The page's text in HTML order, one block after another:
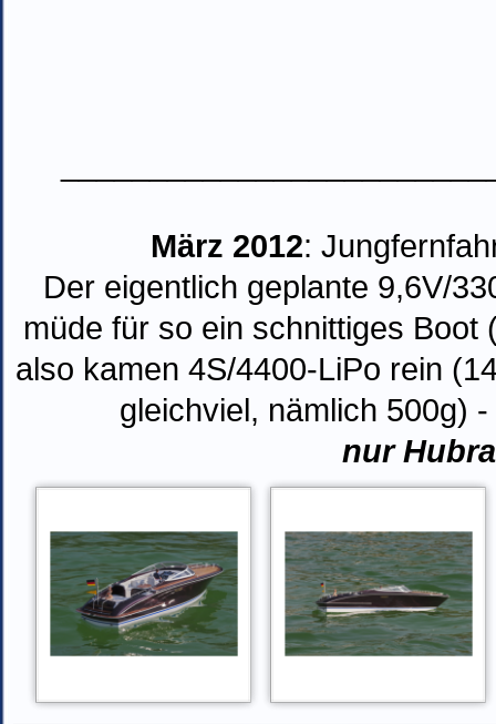
März 2012:
Der eigentlich geplante 9,6V/
müde für so ein schnittiges
also kamen 4S/4400-LiPo rein
gleichviel, nämlich 500g)
nur